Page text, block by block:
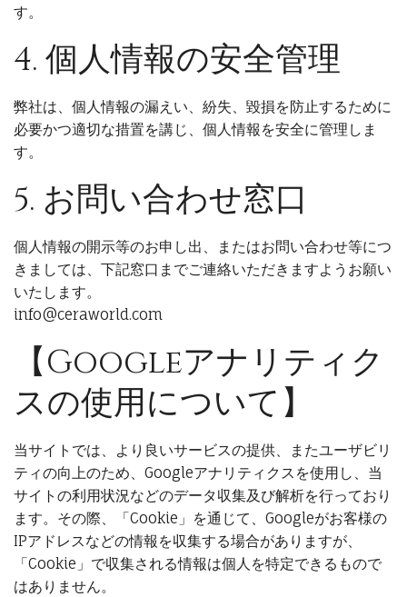
す。
4. 個人情報の安全管理
弊社は、個人情報の漏えい、紛失、毀損を防止するために
必要かつ適切な措置を講じ、個人情報を安全に管理しま
す。
5. お問い合わせ窓口
個人情報の開示等のお申し出、またはお問い合わせ等につ
きましては、下記窓口までご連絡いただきますようお願い
いたします。
info@ceraworld.com
【Googleアナリティク
スの使用について】
当サイトでは、より良いサービスの提供、またユーザビリ
ティの向上のため、Googleアナリティクスを使用し、当
サイトの利用状況などのデータ収集及び解析を行っており
ます。その際、「Cookie」を通じて、Googleがお客様の
IPアドレスなどの情報を収集する場合がありますが、
「Cookie」で収集される情報は個人を特定できるもので
はありません。